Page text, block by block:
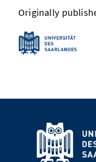
Originally